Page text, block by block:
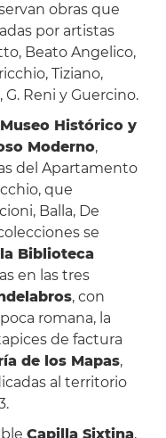
obras que
por artistas
Beato Angelico,
Tiziano,
G. Reni y Guercino.
Museo Histórico y
Moderno,
del Apartamento
que
Balla, De
se
Biblioteca
en las tres
, con
romana, la
de factura
de los Mapas,
al territorio
Capilla Sixtina,